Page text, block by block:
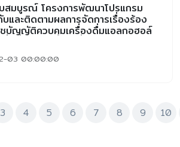
สมบูรณ์ โครงการพัฒนาโปรแกรม
บและติดตามผลการจัดการเรื่องร้อง
ชบัญญัติควบคุมเครื่องดื่มแอลกอฮอล์
03 00:00:00
3 4 5 6 7 8 9 10